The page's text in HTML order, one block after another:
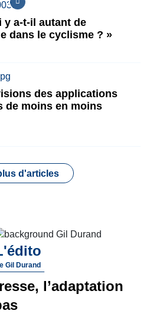
y a-t-il autant de
dans le cyclisme ? »
des applications
de moins en moins
d'articles
Gil Durand
l’adaptation